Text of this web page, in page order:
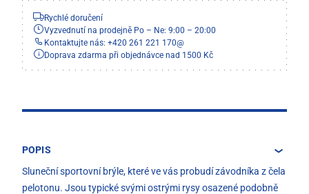
Rychlé doručení
Vyzvednutí na prodejně Po – Ne: 9:00 – 20:00
Kontaktujte nás: +420 261 221 170@
Doprava zdarma při objednávce nad 1500 Kč
POPIS
Sluneční sportovní brýle, které ve vás probudí závodníka z čela
pelotonu. Jsou typické svými ostrými rysy osazené podobně